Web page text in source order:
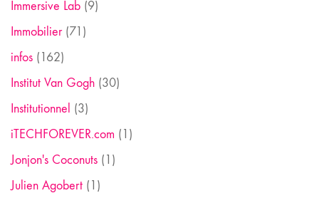
Immersive Lab (9)
Immobilier(71)
infos (162)
Institut Van Gogh (30)
Institutionnel (3)
iTECHFOREVER.com (1)
Jonjon's Coconuts (1)
Julien Agobert (1)